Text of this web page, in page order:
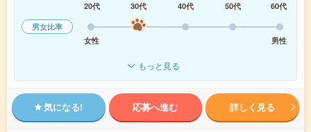
20代
30代 40代 50代
60代
男女比率
女性
男性
もっと見る
気になる! 応募へ進む 詳しく見る